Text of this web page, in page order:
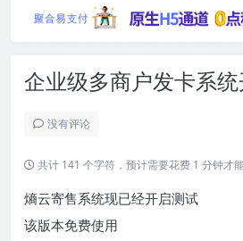
企业级多商户发卡系
没有评论
共计 141 个字符，预计需要花费 1 分钟才能
熵云寄售系统现已经开启测试
该版本免费使用